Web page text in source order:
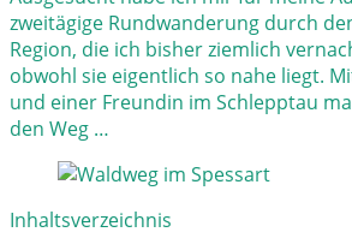
zweitägige Rundwanderung durch
Region, die ich bisher ziemlich
obwohl sie eigentlich so nahe liegt.
und einer Freundin im Schlepptau
den Weg …
Inhaltsverzeichnis